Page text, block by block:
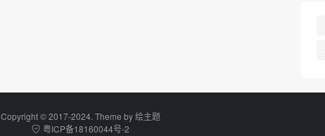
Copyright © 2017-2024. Theme by绘主题
粤ICP备18160044号-2